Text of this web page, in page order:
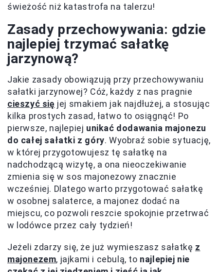
świeżość niż katastrofa na talerzu!
Zasady przechowywania: gdzie
najlepiej trzymać sałatkę
jarzynową?
Jakie zasady obowiązują przy przechowywaniu
sałatki jarzynowej? Cóż, każdy z nas pragnie
cieszyć się jej smakiem jak najdłużej, a stosując
kilka prostych zasad, łatwo to osiągnąć! Po
pierwsze, najlepiej unikać dodawania majonezu
do całej sałatki z góry. Wyobraź sobie sytuację,
w której przygotowujesz tę sałatkę na
nadchodzącą wizytę, a ona nieoczekiwanie
zmienia się w sos majonezowy znacznie
wcześniej. Dlatego warto przygotować sałatkę
w osobnej salaterce, a majonez dodać na
miejscu, co pozwoli reszcie spokojnie przetrwać
w lodówce przez cały tydzień!
Jeżeli zdarzy się, że już wymieszasz sałatkę z
majonezem, jajkami i cebulą, to najlepiej nie